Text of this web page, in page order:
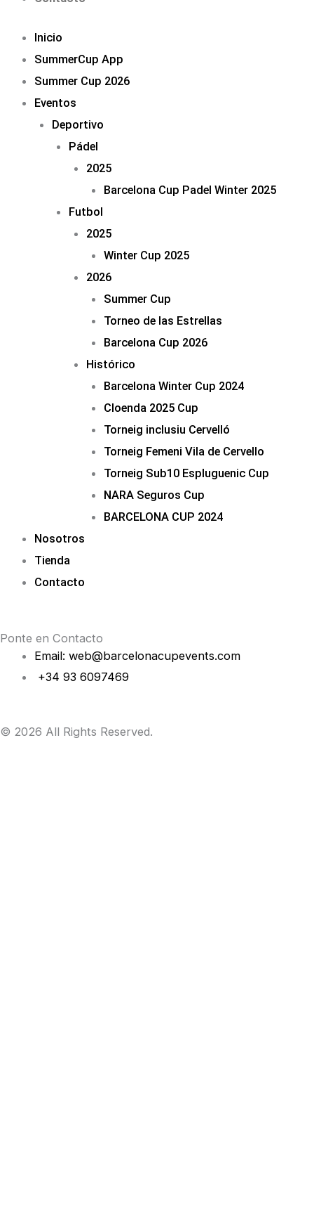
Inicio
SummerCup App
Summer Cup 2026
Eventos
Deportivo
Pádel
2025
Barcelona Cup Padel Winter 2025
Futbol
2025
Winter Cup 2025
2026
Summer Cup
Torneo de las Estrellas
Barcelona Cup 2026
Histórico
Barcelona Winter Cup 2024
Cloenda 2025 Cup
Torneig inclusiu Cervelló
Torneig Femeni Vila de Cervello
Torneig Sub10 Espluguenic Cup
NARA Seguros Cup
BARCELONA CUP 2024
Nosotros
Tienda
Contacto
Ponte en Contacto
Email: web@barcelonacupevents.com
+34 93 6097469
© 2026 All Rights Reserved.